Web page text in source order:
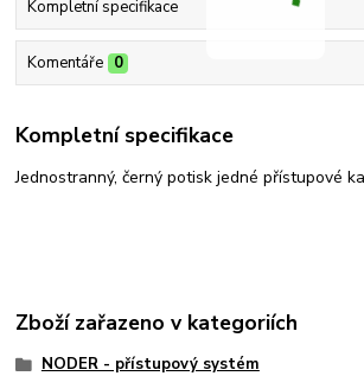
Kompletní specifikace
Komentáře 0
Kompletní specifikace
Jednostranný, černý potisk jedné přístupové
Zboží zařazeno v kategoriích
NODER - přístupový systém